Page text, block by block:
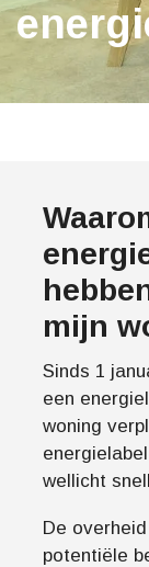
mijn
Sinds 1
een
woning
wellicht
De
potentiële